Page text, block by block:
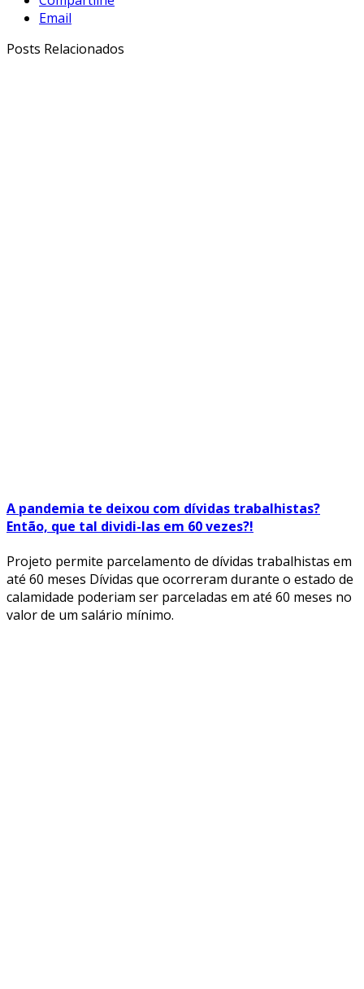
Email
Posts Relacionados
A pandemia te deixou com dívidas trabalhistas?
Então, que tal dividi-las em 60 vezes?!
Projeto permite parcelamento de dívidas trabalhistas em
até 60 meses Dívidas que ocorreram durante o estado de
calamidade poderiam ser parceladas em até 60 meses no
valor de um salário mínimo.